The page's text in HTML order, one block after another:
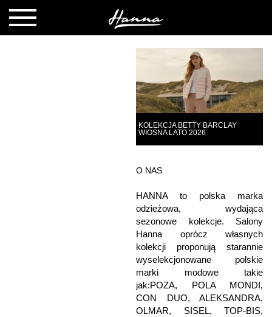
KOLEKCJA BETTY BARCLAY
WIOSNA LATO 2026
O NAS
HANNA to polska marka
odzieżowa, wydająca
sezonowe kolekcje. Salony
Hanna oprócz własnych
kolekcji proponują starannie
wyselekcjonowane polskie
marki modowe takie
jak:POZA, POLA MONDI,
CON DUO, ALEKSANDRA,
OLMAR, SISEL, TOP-BIS,